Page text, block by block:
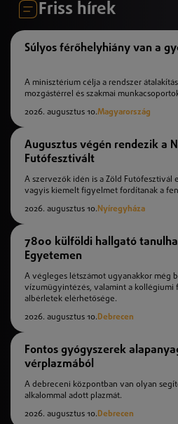
Friss hírek
Súlyos férőhelyhiány van a
A minisztérium célja a rendszer
mozgástérrel és szakmai
2026. augusztus 10.Magyarország
Augusztus végén rendezik a
Futófesztivált
A szervezők idén is a Zöld Futófesztivál
vagyis kiemelt figyelmet fordítanak a
2026. augusztus 10. Nyíregyháza
7800 külföldi hallgató
Egyetemen
A végleges létszámot ugyanakkor még
vízumügyintézés, valamint a kollégiumi
albérletek elérhetősége.
2026. augusztus 10.Debrecen
Fontos gyógyszerek
vérplazmából
A debreceni központban van olyan
alkalommal adott plazmát.
2026. augusztus 10.Debrecen